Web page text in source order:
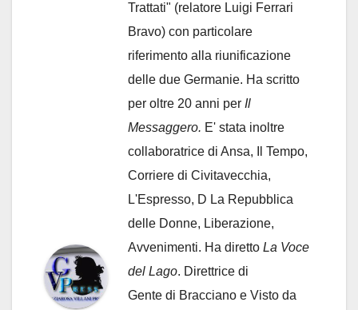
Trattati" (relatore Luigi Ferrari
Bravo) con particolare
riferimento alla riunificazione
delle due Germanie. Ha scritto
per oltre 20 anni per Il
Messaggero. E' stata inoltre
collaboratrice di Ansa, Il Tempo,
Corriere di Civitavecchia,
L'Espresso, D La Repubblica
delle Donne, Liberazione,
Avvenimenti. Ha diretto La Voce
del Lago. Direttrice di
Gente di Bracciano e Visto da